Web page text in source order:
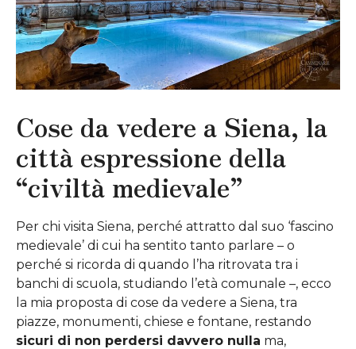
Cose da vedere a Siena, la
città espressione della
“civiltà medievale”
Per chi visita Siena, perché attratto dal suo ‘fascino
medievale’ di cui ha sentito tanto parlare – o
perché si ricorda di quando l’ha ritrovata tra i
banchi di scuola, studiando l’età comunale –, ecco
la mia proposta di cose da vedere a Siena, tra
piazze, monumenti, chiese e fontane, restando
sicuri di non perdersi davvero nulla ma,